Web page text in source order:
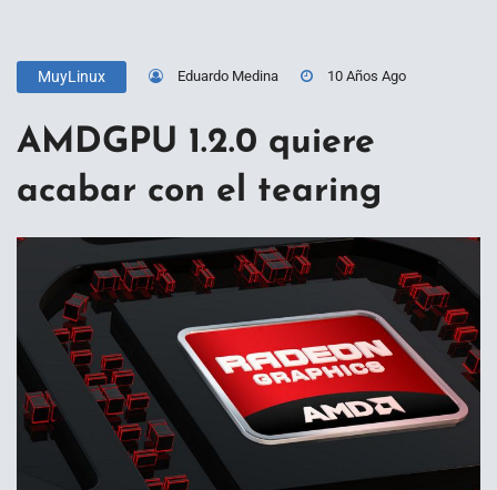
MuyLinux Eduardo Medina 10 Años Ago
AMDGPU 1.2.0 quiere
acabar con el tearing